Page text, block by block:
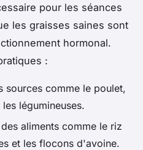
pour les séances
les graisses saines sont
hormonal.
:
sources comme le poulet,
légumineuses.
aliments comme le riz
et les flocons d'avoine.